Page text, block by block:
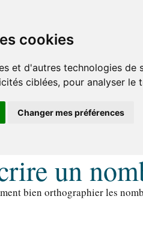
cookies
et d'autres technologies
ciblées, pour analyser
Changer mes préférences
un
bien orthographier les